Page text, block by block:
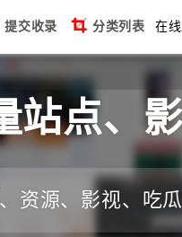
提交收录 分类列表 在
站点、
资源、影视、吃